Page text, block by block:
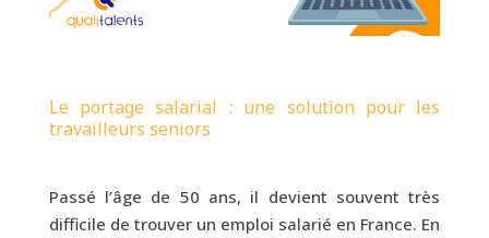
Le portage salarial : une solution pour les
travailleurs seniors
Passé l’âge de 50 ans, il devient souvent très
difficile de trouver un emploi salarié en France. En